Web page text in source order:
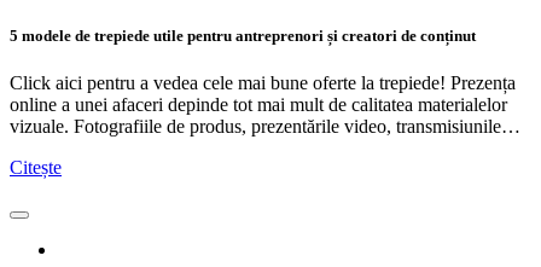
5 modele de trepiede utile pentru antreprenori și creatori de conținut
Click aici pentru a vedea cele mai bune oferte la trepiede! Prezența
online a unei afaceri depinde tot mai mult de calitatea materialelor
vizuale. Fotografiile de produs, prezentările video, transmisiunile…
Citește